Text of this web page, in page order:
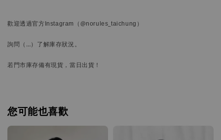
歡迎透過官方Instagram （@norules_taichung）
詢問 （…） 了解庫存狀況。
若門市庫存備有現貨，當日出貨！
您可能也喜歡